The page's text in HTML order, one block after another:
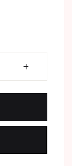
போட்டித் தேர்வு
மருத்துவம்
வணிகம் &